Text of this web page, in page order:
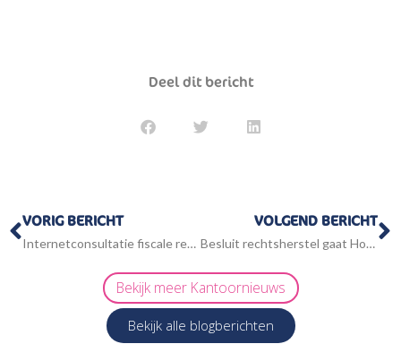
Deel dit bericht
Vorige
VORIG BERICHT
Internetconsultatie fiscale regelingen
VOLGEND BERICHT
Besluit rechtsherstel gaat Hof Arnhem-Leeuwarden niet ver genoeg
Bekijk meer Kantoornieuws
Bekijk alle blogberichten